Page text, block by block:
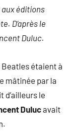
aux éditions
D’après le
Duluc.
étaient à
mâtinée par la
d’ailleurs le
Dulucavait